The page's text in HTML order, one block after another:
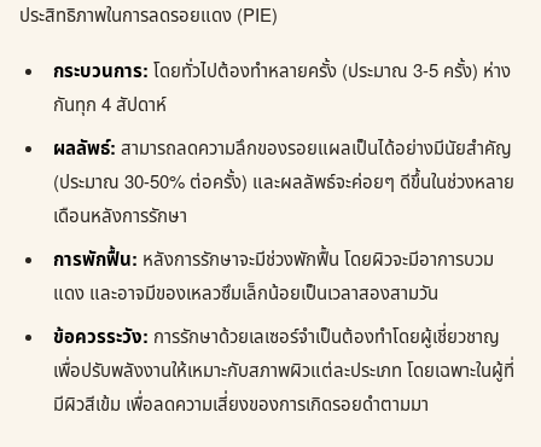
ประสิทธิภาพในการลดรอยแดง (PIE)
กระบวนการ: โดยทั่วไปต้องทำหลายครั้ง (ประมาณ 3-5 ครั้ง) ห่าง
กันทุก 4 สัปดาห์
ผลลัพธ์: สามารถลดความลึกของรอยแผลเป็นได้อย่างมีนัยสำคัญ
(ประมาณ 30-50% ต่อครั้ง) และผลลัพธ์จะค่อยๆ ดีขึ้นในช่วงหลาย
เดือนหลังการรักษา
การพักฟื้น: หลังการรักษาจะมีช่วงพักฟื้น โดยผิวจะมีอาการบวม
แดง และอาจมีของเหลวซึมเล็กน้อยเป็นเวลาสองสามวัน
ข้อควรระวัง: การรักษาด้วยเลเซอร์จำเป็นต้องทำโดยผู้เชี่ยวชาญ
เพื่อปรับพลังงานให้เหมาะกับสภาพผิวแต่ละประเภท โดยเฉพาะในผู้ที่
มีผิวสีเข้ม เพื่อลดความเสี่ยงของการเกิดรอยดำตามมา